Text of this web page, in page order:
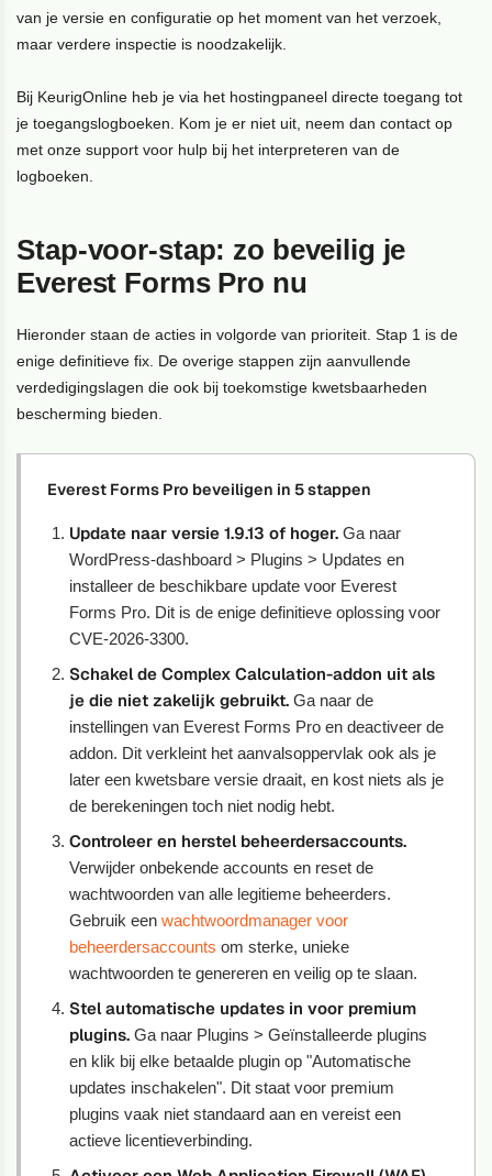
van je versie en configuratie op het moment van het verzoek,
maar verdere inspectie is noodzakelijk.
Bij KeurigOnline heb je via het hostingpaneel directe toegang tot
je toegangslogboeken. Kom je er niet uit, neem dan contact op
met onze support voor hulp bij het interpreteren van de
logboeken.
Stap-voor-stap: zo beveilig je
Everest Forms Pro nu
Hieronder staan de acties in volgorde van prioriteit. Stap 1 is de
enige definitieve fix. De overige stappen zijn aanvullende
verdedigingslagen die ook bij toekomstige kwetsbaarheden
bescherming bieden.
Everest Forms Pro beveiligen in 5 stappen
Update naar versie 1.9.13 of hoger. Ga naar
WordPress-dashboard > Plugins > Updates en
installeer de beschikbare update voor Everest
Forms Pro. Dit is de enige definitieve oplossing voor
CVE-2026-3300.
Schakel de Complex Calculation-addon uit als
je die niet zakelijk gebruikt. Ga naar de
instellingen van Everest Forms Pro en deactiveer de
addon. Dit verkleint het aanvalsoppervlak ook als je
later een kwetsbare versie draait, en kost niets als je
de berekeningen toch niet nodig hebt.
Controleer en herstel beheerdersaccounts.
Verwijder onbekende accounts en reset de
wachtwoorden van alle legitieme beheerders.
Gebruik eenwachtwoordmanager voor
beheerdersaccounts om sterke, unieke
wachtwoorden te genereren en veilig op te slaan.
Stel automatische updates in voor premium
plugins. Ga naar Plugins > Geïnstalleerde plugins
en klik bij elke betaalde plugin op "Automatische
updates inschakelen". Dit staat voor premium
plugins vaak niet standaard aan en vereist een
actieve licentieverbinding.